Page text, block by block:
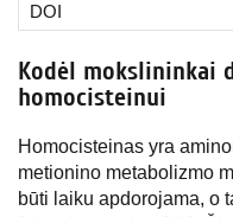
DOI
Kodėl mokslininkai
homocisteinui
Homocisteinas yra
metionino metabolizmo
būti laiku apdorojama, o